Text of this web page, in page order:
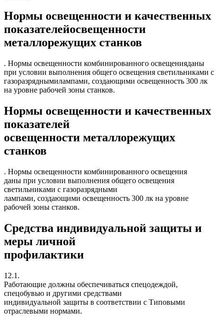
Нормы освещенности и качественных
показателейосвещенности
металлорежущих станков
. Нормы освещенности комбинированного освещенияданы
при условии выполнения общего освещения светильниками с
газоразряднымилампами, создающими освещенность 300 лк
на уровне рабочей зоны станков.
Нормы освещенности и качественных
показателей
освещенности металлорежущих
станков
. Нормы освещенности комбинированного освещения
даны при условии выполнения общего освещения
светильниками с газоразрядными
лампами, создающими освещенность 300 лк на уровне
рабочей зоны станков.
Средства индивидуальной защиты и
меры личной
профилактики
12.1.
Работающие должны обеспечиваться спецодеждой,
спецобувью и другими средствами
индивидуальной защиты в соответствии с Типовыми
отраслевыми нормами.